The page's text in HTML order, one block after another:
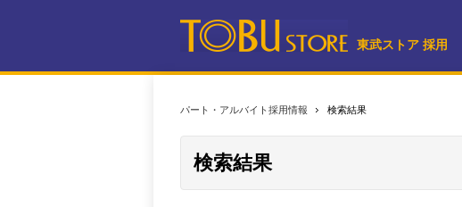
東武ストア 採用
パート・アルバイト採用情報 検索結果
検索結果